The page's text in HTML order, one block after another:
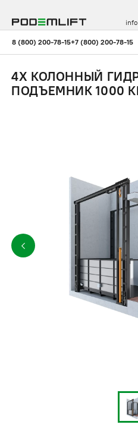
8 (800) 200-78-15+7 (800) 200-78-15
4Х КОЛОННЫЙ
ПОДЪЕМНИК 1000